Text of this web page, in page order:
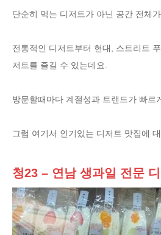
단순히 먹는 디저트가 아닌 공간 전체
전통적인 디저트부터 현대, 스트리트
저트를 즐길 수 있는데요.
방문할때마다 계절성과 트랜드가 빠르
그럼 여기서 인기있는 디저트 맛집에
청23 – 연남 생과일 전문